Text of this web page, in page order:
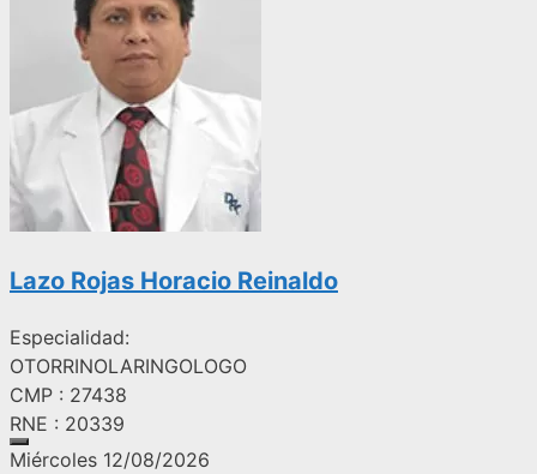
Lazo Rojas Horacio Reinaldo
Especialidad:
OTORRINOLARINGOLOGO
CMP : 27438
RNE : 20339
Miércoles 12/08/2026